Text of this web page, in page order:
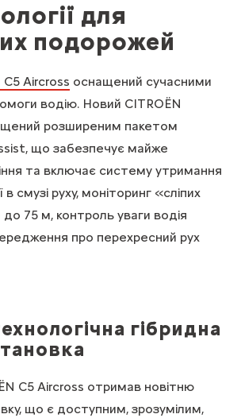
для
подорожей
Aircross оснащений сучасними
водію. Новий CITROЁN
розширеним пакетом
що забезпечує майже
та включає систему утримання
в смузі руху, моніторинг «сліпих
75 м, контроль уваги водія
про перехресний рух
гібридна
C5 Aircross отримав новітню
що є доступним, зрозумілим,